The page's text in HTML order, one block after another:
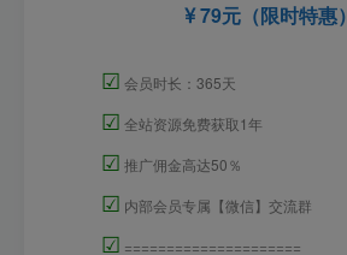
79元（限时特惠）
☑ 会员时长：365天
☑ 全站资源免费获取1年
☑ 推广佣金高达50％
☑ 内部会员专属【微信】交流群
☑ =====================